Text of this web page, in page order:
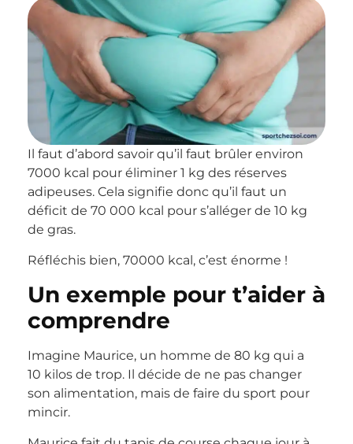
Il faut d’abord savoir qu’il faut brûler environ
7000 kcal pour éliminer 1 kg des réserves
adipeuses. Cela signifie donc qu’il faut un
déficit de 70 000 kcal pour s’alléger de 10 kg
de gras.
Réfléchis bien, 70000 kcal, c’est énorme !
Un exemple pour t’aider à
comprendre
Imagine Maurice, un homme de 80 kg qui a
10 kilos de trop. Il décide de ne pas changer
son alimentation, mais de faire du sport pour
mincir.